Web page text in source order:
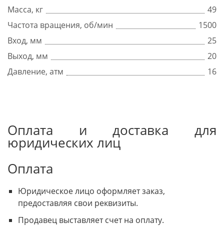
Масса, кг
49
Частота вращения, об/мин
1500
Вход, мм
25
Выход, мм
20
Давление, атм
16
Оплата и доставка для
юридических лиц
Оплата
Юридическое лицо оформляет заказ,
предоставляя свои реквизиты.
Продавец выставляет счет на оплату.